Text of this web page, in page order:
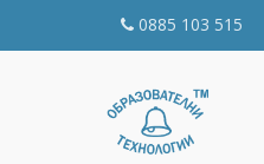
0885 103 515